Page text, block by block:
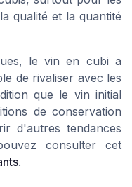
qualité et la quantité
le vin en cubi a
de rivaliser avec les
que le vin initial
de conservation
d'autres tendances
consulter cet
.